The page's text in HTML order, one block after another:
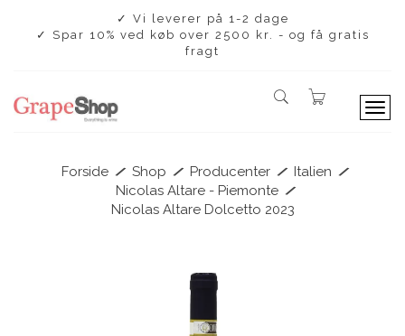
✓ Vi leverer på 1-2 dage
✓ Spar 10% ved køb over 2500 kr. - og få gratis
fragt
T
Forside / Shop / Producenter / Italien /
Nicolas Altare - Piemonte /
Nicolas Altare Dolcetto 2023